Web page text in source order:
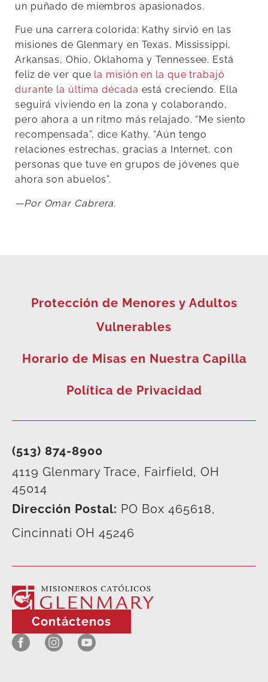
un puñado de miembros apasionados.
Fue una carrera colorida: Kathy sirvió en las
misiones de Glenmary en Texas, Mississippi,
Arkansas, Ohio, Oklahoma y Tennessee. Está
feliz de ver que la misión en la que trabajó
durante la última década está creciendo. Ella
seguirá viviendo en la zona y colaborando,
pero ahora a un ritmo más relajado. “Me siento
recompensada”, dice Kathy. “Aún tengo
relaciones estrechas, gracias a Internet, con
personas que tuve en grupos de jóvenes que
ahora son abuelos”.
—Por Omar Cabrera.
Contáctenos
(513) 874-8900
4119 Glenmary Trace, Fairfield, OH
45014
Dirección Postal: PO Box 465618,
Cincinnati OH 45246
Protección de Menores y Adultos
Vulnerables
Horario de Misas en Nuestra Capilla
Política de Privacidad